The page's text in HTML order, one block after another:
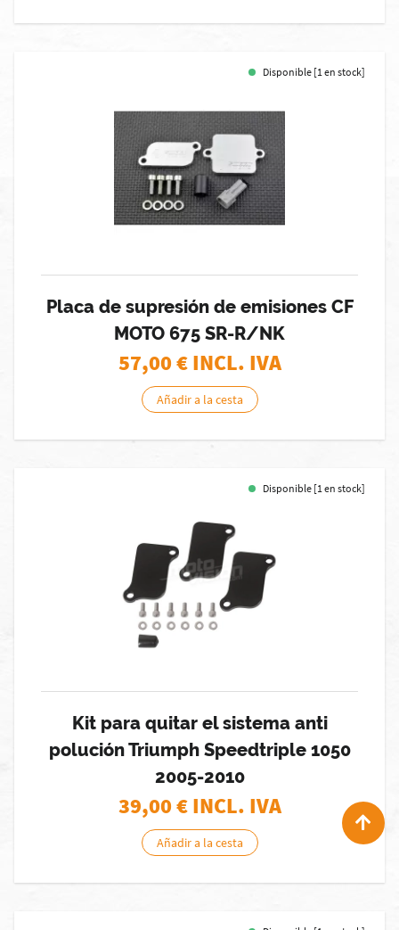
Disponible [1 en stock]
Placa de supresión de emisiones CF
MOTO 675 SR-R/NK
57,00€ INCL. IVA
Añadir a la cesta
Disponible [1 en stock]
Kit para quitar el sistema anti
polución Triumph Speedtriple 1050
2005-2010
39,00€ INCL. IVA
Añadir a la cesta